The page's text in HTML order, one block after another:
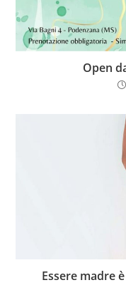
Open
Essere madre